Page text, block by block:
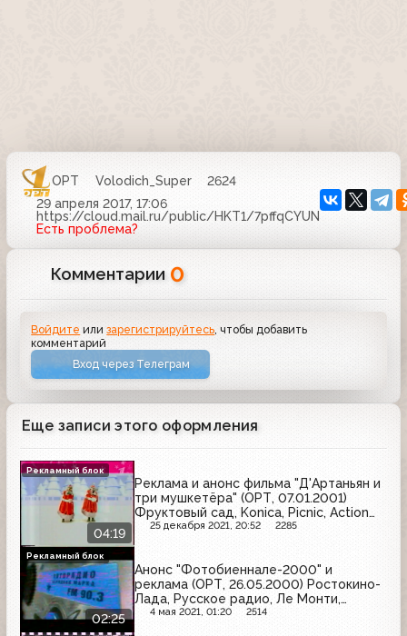
ОРТ Volodich_Super
2624
29 апреля 2017, 17:06
https://cloud.mail.ru/public/HKT1/7pffqCYUN
Есть проблема?
Комментарии 0
Войдите илизарегистрируйтесь , чтобы добавить
комментарий
Вход через Телеграм
Еще записи этого оформления
04:19
Реклама и анонс фильма "Д'Артаньян и
три мушкетёра" (ОРТ, 07.01.2001)
Фруктовый сад, Konica, Picnic, Action
Man, Super 12, Финт, Pepsi, Wispa,
25 декабря 2021, 20:52 2285
Рекламный блок
02:25
Анонс "Фотобиеннале-2000" и
реклама (ОРТ, 26.05.2000) Ростокино-
Лада, Русское радио, Ле Монти,
XXL.RU, Laser-Video, Наше радио, Fresh
4 мая 2021, 01:20 2514
Рекламный блок